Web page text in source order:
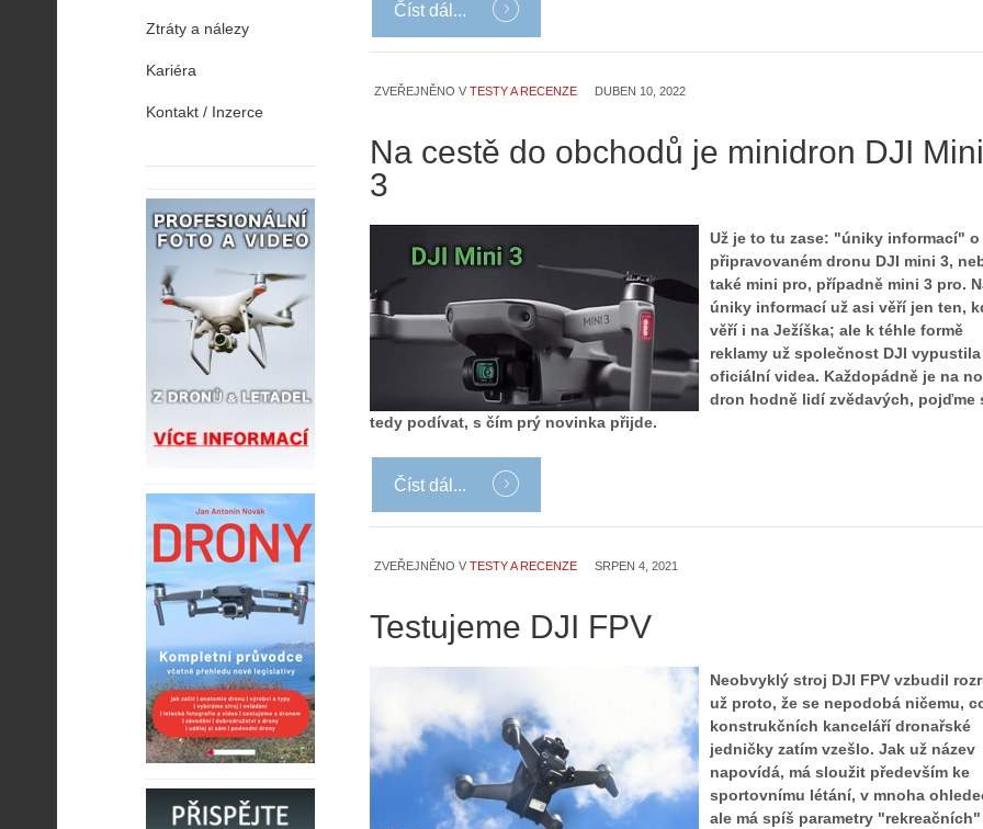
Číst dál...
ZVEŘEJNĚNO V TESTY A RECENZE DUBEN 10, 2022
Na cestě do obchodů je minidron DJI Mini
3
Už je to tu zase: "úniky informací" o
připravovaném dronu DJI mini 3,
také mini pro, případně mini 3 pro.
úniky informací už asi věří jen ten,
věří i na Ježíška; ale k téhle formě
reklamy už společnost DJI vypustila
oficiální videa. Každopádně je na
dron hodně lidí zvědavých, pojďme
tedy podívat, s čím prý novinka přijde.
Číst dál...
ZVEŘEJNĚNO V TESTY A RECENZE SRPEN 4, 2021
Testujeme DJI FPV
Neobvyklý stroj DJI FPV vzbudil
už proto, že se nepodobá ničemu,
konstrukčních kanceláří dronařské
jedničky zatím vzešlo. Jak už název
napovídá, má sloužit především ke
sportovnímu létání, v mnoha
ale má spíš parametry "rekreačních"
Ztráty a nálezy
Kariéra
Kontakt / Inzerce